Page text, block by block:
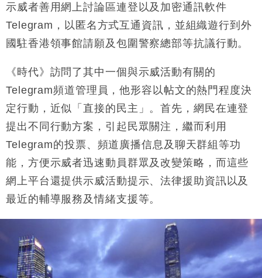
示威者善用網上討論區連登以及加密通訊軟件
Telegram，以匿名方式互通資訊，並組織遊行到外
國駐香港領事館請願及包圍警察總部等抗議行動。
《時代》訪問了其中一個與示威活動有關的
Telegram頻道管理員，他形容以帖文的熱門程度決
定行動，近似「直接的民主」。首先，網民在連登
提出不同行動方案，引起民眾關注，繼而利用
Telegram的投票、頻道廣播信息及聊天群組等功
能，方便示威者迅速動員群眾及改變策略，而這些
網上平台還提供示威活動提示、法律援助資訊以及
最近的輔導服務及情緒支援等。